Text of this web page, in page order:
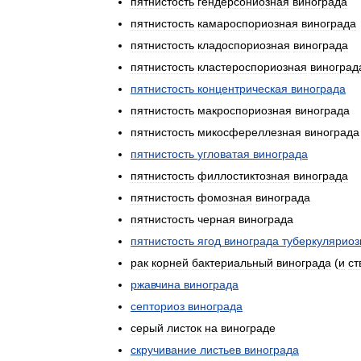
пятнистость камароспориозная винограда
пятнистость кладоспориозная винограда
пятнистость кластероспориозная
пятнистость концентрическая винограда
пятнистость макроспориозная винограда
пятнистость микосфереллезная винограда
пятнистость угловатая винограда
пятнистость филлостиктозная винограда
пятнистость фомозная винограда
пятнистость черная винограда
пятнистость ягод винограда
рак корней бактериальный винограда (и
ржавчина винограда
септориоз винограда
серый листок на винограде
скручивание листьев винограда